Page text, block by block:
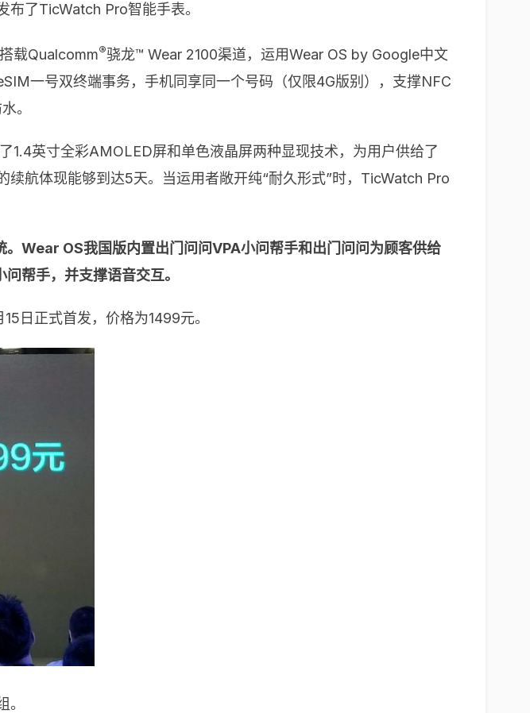
了TicWatch Pro智能手表。
载Qualcomm®骁龙™ Wear 2100渠道，运用Wear OS by Google中文
一号双终端事务，手机同享同一个号码（仅限4G版别），支撑NFC
。
英寸全彩AMOLED屏和单色液晶屏两种显现技术，为用户供给了
航体现能够到达5天。当运用者敞开纯“耐久形式”时，TicWatch Pro
Wear OS我国版内置出门问问VPA小问帮手和出门问问为顾客供给
帮手，并支撑语音交互。
日正式首发，价格为1499元。